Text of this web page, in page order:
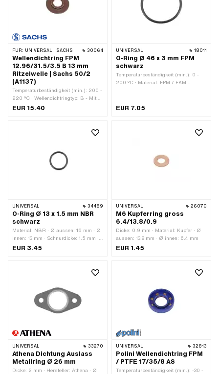
FÜR: UNIVERSAL · SACHS 30064
Wellendichtring FPM
12.96/31.5/3.5 B 13 mm
Ritzelwelle | Sachs 50/2
(A1137)
Temperaturbeständigkeit (min.): 200 -
220 °C · Wellendichtringtyp: B - Mit
Blech-Aussenmantel / einer
Verwendungsort: Ritzelwelle
EUR 15.40
UNIVERSAL 18011
O-Ring Ø 46 x 3 mm FPM
schwarz
Temperaturbeständigkeit (min.): 0 -
200 °C · Material: FPM / FKM
52 mm · Ø innen: 46 mm ·
EUR 7.05
UNIVERSAL 34489
O-Ring Ø 13 x 1.5 mm NBR
schwarz
Material: NBR · Ø aussen: 16 mm · Ø
innen: 13 mm · Schnurdicke: 1.5 mm ·
Härte: 70 Shore
EUR 3.45
UNIVERSAL 26070
M6 Kupferring gross
6.4/13.8/0.9
Dicke: 0.9 mm · Material: Kupfer · Ø
aussen: 13.8 mm · Ø innen: 6.4 mm
EUR 1.45
UNIVERSAL 33270
Athena Dichtung Auslass
Metallring Ø 26 mm
Dicke: 2 mm · Hersteller: Athena · Ø
UNIVERSAL 32813
Polini Wellendichtring FPM
/ PTFE 17/35/8 AS
Temperaturbeständigkeit (min.): -30 -